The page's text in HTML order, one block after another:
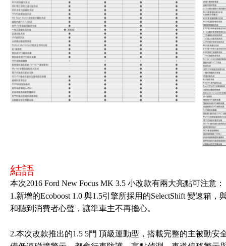
結語
本次2016 Ford New Focus MK 3.5 小改款有兩大亮點可注意：
1.新增的Ecoboost 1.0 與1.5引擎所採用的SelectShift 變速箱
和聽到消費者心聲，讓準車主不再擔心。
2.本次改款推出的1.5 5門 頂級運動型，搭載完整的主被動